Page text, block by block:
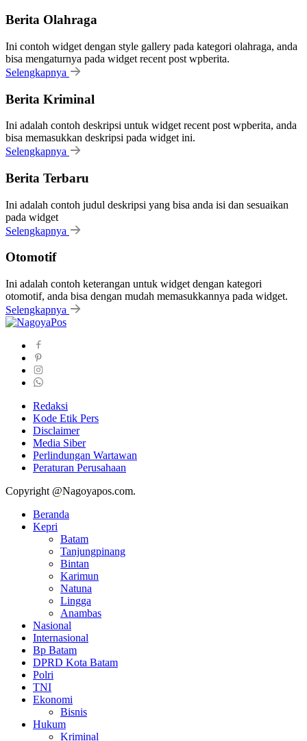
Berita Olahraga
Ini contoh widget dengan style gallery pada kategori olahraga, anda
bisa mengaturnya pada widget recent post wpberita.
Selengkapnya
Berita Kriminal
Ini adalah contoh deskripsi untuk widget recent post wpberita, anda
bisa memasukkan deskripsi pada widget ini.
Selengkapnya
Berita Terbaru
Ini adalah contoh judul deskripsi yang bisa anda isi dan sesuaikan
pada widget
Selengkapnya
Otomotif
Ini adalah contoh keterangan untuk widget dengan kategori
otomotif, anda bisa dengan mudah memasukkannya pada widget.
Selengkapnya
Redaksi
Kode Etik Pers
Disclaimer
Media Siber
Perlindungan Wartawan
Peraturan Perusahaan
Copyright @Nagoyapos.com.
Beranda
Kepri
Batam
Tanjungpinang
Bintan
Karimun
Natuna
Lingga
Anambas
Nasional
Internasional
Bp Batam
DPRD Kota Batam
Polri
TNI
Ekonomi
Bisnis
Hukum
Kriminal